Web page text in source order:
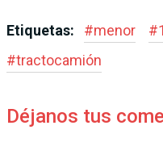
Etiquetas: #menor #
#tractocamión
Déjanos tus